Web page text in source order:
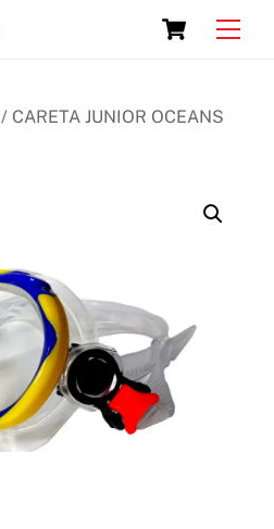
Cart
/ CARETA JUNIOR OCEANS